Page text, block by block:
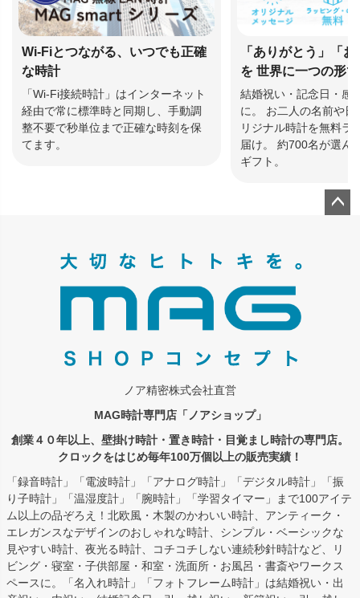
Wi-Fiとつながる、いつでも正確
な時計
「Wi-Fi接続時計」はインターネット
経由で常に標準時と同期し、手動調
整不要で秒単位まで正確な時刻を保
てます。
「ありがとう」「
を 世界に一つの形
結婚祝い・記念日・感
に。 お二人の名前や日
リジナル時計を無料ラ
届け。 約700名が選ん
ギフト。
ノア精密株式会社直営
MAG時計専門店「ノアショップ」
創業４０年以上、壁掛け時計・置き時計・目覚まし時計の専門店。
クロックをはじめ毎年100万個以上の販売実績！
「録音時計」「電波時計」「アナログ時計」「デジタル時計」「振
り子時計」「温湿度計」「腕時計」「学習タイマー」まで100アイテ
ム以上の品ぞろえ！北欧風・木製のかわいい時計、アンティーク・
エレガンスなデザインのおしゃれな時計、シンプル・ベーシックな
見やすい時計、夜光る時計、コチコチしない連続秒針時計など、リ
ビング・寝室・子供部屋・和室・洗面所・お風呂・書斎やワークス
ペースに。「名入れ時計」「フォトフレーム時計」は結婚祝い・出